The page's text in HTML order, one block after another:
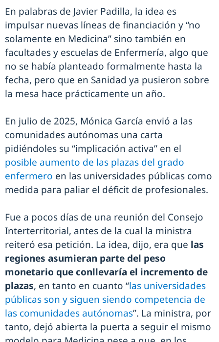
En palabras de Javier Padilla, la idea es
impulsar nuevas líneas de financiación y “no
solamente en Medicina” sino también en
facultades y escuelas de Enfermería, algo que
no se había planteado formalmente hasta la
fecha, pero que en Sanidad ya pusieron sobre
la mesa hace prácticamente un año.
En julio de 2025, Mónica García envió a las
comunidades autónomas una carta
pidiéndoles su “implicación activa” en el
posible aumento de las plazas del grado
enfermero en las universidades públicas como
medida para paliar el déficit de profesionales.
Fue a pocos días de una reunión del Consejo
Interterritorial, antes de la cual la ministra
reiteró esa petición. La idea, dijo, era que las
regiones asumieran parte del peso
monetario que conllevaría el incremento de
plazas, en tanto en cuanto “las universidades
públicas son y siguen siendo competencia de
las comunidades autónomas”. La ministra, por
tanto, dejó abierta la puerta a seguir el mismo